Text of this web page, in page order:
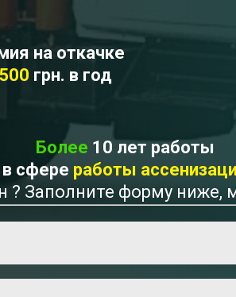
на откачке
грн. в год
Более 10 лет работы
в сфере работы
? Заполните форму